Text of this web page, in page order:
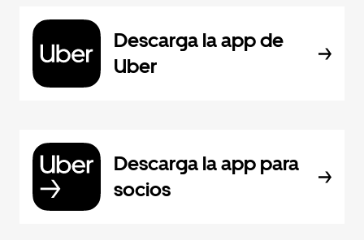
Descarga la app de
Uber
Descarga la app para
socios